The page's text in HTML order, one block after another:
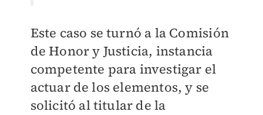
Este caso se turnó a la Comisión
de Honor y Justicia, instancia
competente para investigar el
actuar de los elementos, y se
solicitó al titular de la